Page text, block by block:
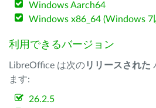
Windows Aarch64
Windows x86_64 (Windows 7
利用できるバージョン
LibreOffice は次のリリースされた
ます:
26.2.5